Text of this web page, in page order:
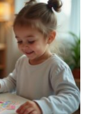
après un
réussi